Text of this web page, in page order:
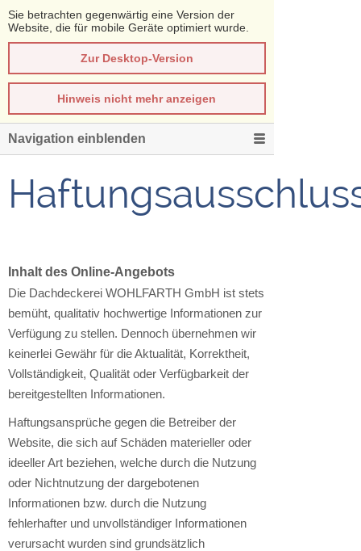
Sie betrachten gegenwärtig eine Version der
Website, die für mobile Geräte optimiert wurde.
Zur Desktop-Version
Hinweis nicht mehr anzeigen
Navigation einblenden
Inhalt des Online-Angebots
Die Dachdeckerei WOHLFARTH GmbH ist stets
bemüht, qualitativ hochwertige Informationen zur
Verfügung zu stellen. Dennoch übernehmen wir
keinerlei Gewähr für die Aktualität, Korrektheit,
Vollständigkeit, Qualität oder Verfügbarkeit der
bereitgestellten Informationen.
Haftungsansprüche gegen die Betreiber der
Website, die sich auf Schäden materieller oder
ideeller Art beziehen, welche durch die Nutzung
oder Nichtnutzung der dargebotenen
Informationen bzw. durch die Nutzung
fehlerhafter und unvollständiger Informationen
verursacht wurden sind grundsätzlich